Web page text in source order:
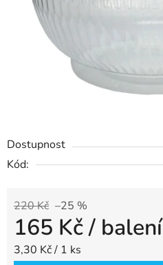
Dostupnost
Kód:
220 Kč –25 %
165 Kč/ balení
Měrná cena:
3,30 Kč / 1 ks
hvězdiček.